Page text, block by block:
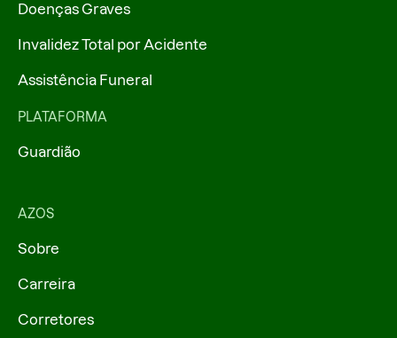
Doenças Graves
Invalidez Total por Acidente
Assistência Funeral
PLATAFORMA
Guardião
AZOS
Sobre
Carreira
Corretores